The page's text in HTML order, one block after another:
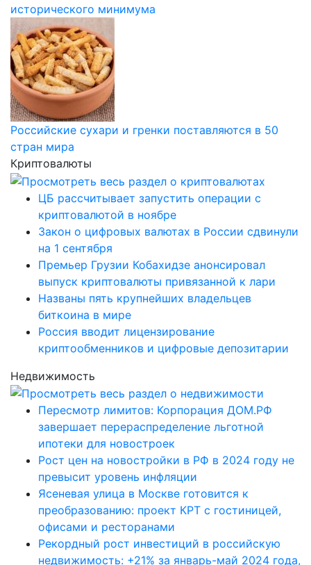
исторического минимума
Российские сухари и гренки поставляются в 50
стран мира
Криптовалюты
ЦБ рассчитывает запустить операции с
криптовалютой в ноябре
Закон о цифровых валютах в России сдвинули
на 1 сентября
Премьер Грузии Кобахидзе анонсировал
выпуск криптовалюты привязанной к лари
Названы пять крупнейших владельцев
биткоина в мире
Россия вводит лицензирование
криптообменников и цифровые депозитарии
Недвижимость
Пересмотр лимитов: Корпорация ДОМ.РФ
завершает перераспределение льготной
ипотеки для новостроек
Рост цен на новостройки в РФ в 2024 году не
превысит уровень инфляции
Ясеневая улица в Москве готовится к
преобразованию: проект КРТ с гостиницей,
офисами и ресторанами
Рекордный рост инвестиций в российскую
недвижимость: +21% за январь-май 2024 года,